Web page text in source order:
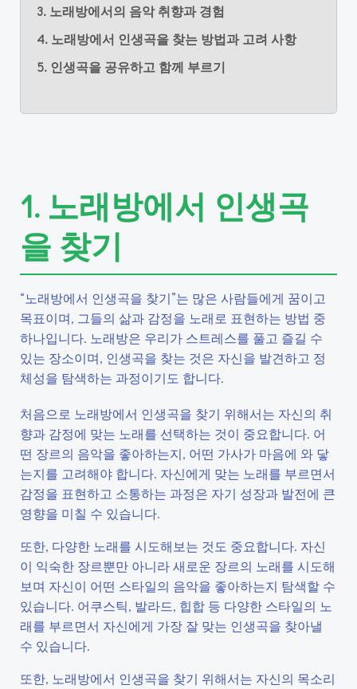
3. 노래방에서의 음악 취향과 경험
4. 노래방에서 인생곡을 찾는 방법과 고려 사항
5. 인생곡을 공유하고 함께 부르기
1. 노래방에서 인생곡
을 찾기
“노래방에서 인생곡을 찾기”는 많은 사람들에게 꿈이고
목표이며, 그들의 삶과 감정을 노래로 표현하는 방법 중
하나입니다. 노래방은 우리가 스트레스를 풀고 즐길 수
있는 장소이며, 인생곡을 찾는 것은 자신을 발견하고 정
체성을 탐색하는 과정이기도 합니다.
처음으로 노래방에서 인생곡을 찾기 위해서는 자신의 취
향과 감정에 맞는 노래를 선택하는 것이 중요합니다. 어
떤 장르의 음악을 좋아하는지, 어떤 가사가 마음에 와 닿
는지를 고려해야 합니다. 자신에게 맞는 노래를 부르면서
감정을 표현하고 소통하는 과정은 자기 성장과 발전에 큰
영향을 미칠 수 있습니다.
또한, 다양한 노래를 시도해보는 것도 중요합니다. 자신
이 익숙한 장르뿐만 아니라 새로운 장르의 노래를 시도해
보며 자신이 어떤 스타일의 음악을 좋아하는지 탐색할 수
있습니다. 어쿠스틱, 발라드, 힙합 등 다양한 스타일의 노
래를 부르면서 자신에게 가장 잘 맞는 인생곡을 찾아낼
수 있습니다.
또한, 노래방에서 인생곡을 찾기 위해서는 자신의 목소리